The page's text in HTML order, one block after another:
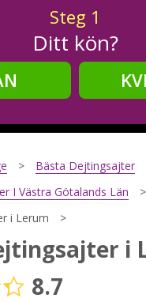
Steg 1
Ditt kön?
Steg2
Steg
Din
Bästa Dejtingsajter
I Västra Götalands Län
i Lerum
i
8.7